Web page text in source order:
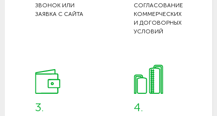
ЗВОНОК ИЛИ
ЗАЯВКА С САЙТА
СОГЛАСОВАНИЕ
КОММЕРЧЕСКИХ
И ДОГОВОРНЫХ
УСЛОВИЙ
3. 4.